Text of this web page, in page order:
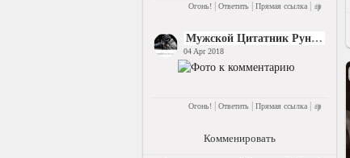
Огонь! Ответить Прямая ссылка
Мужской Цитатник Рунета
04 Apr 2018
Огонь! Ответить Прямая ссылка
Комменировать